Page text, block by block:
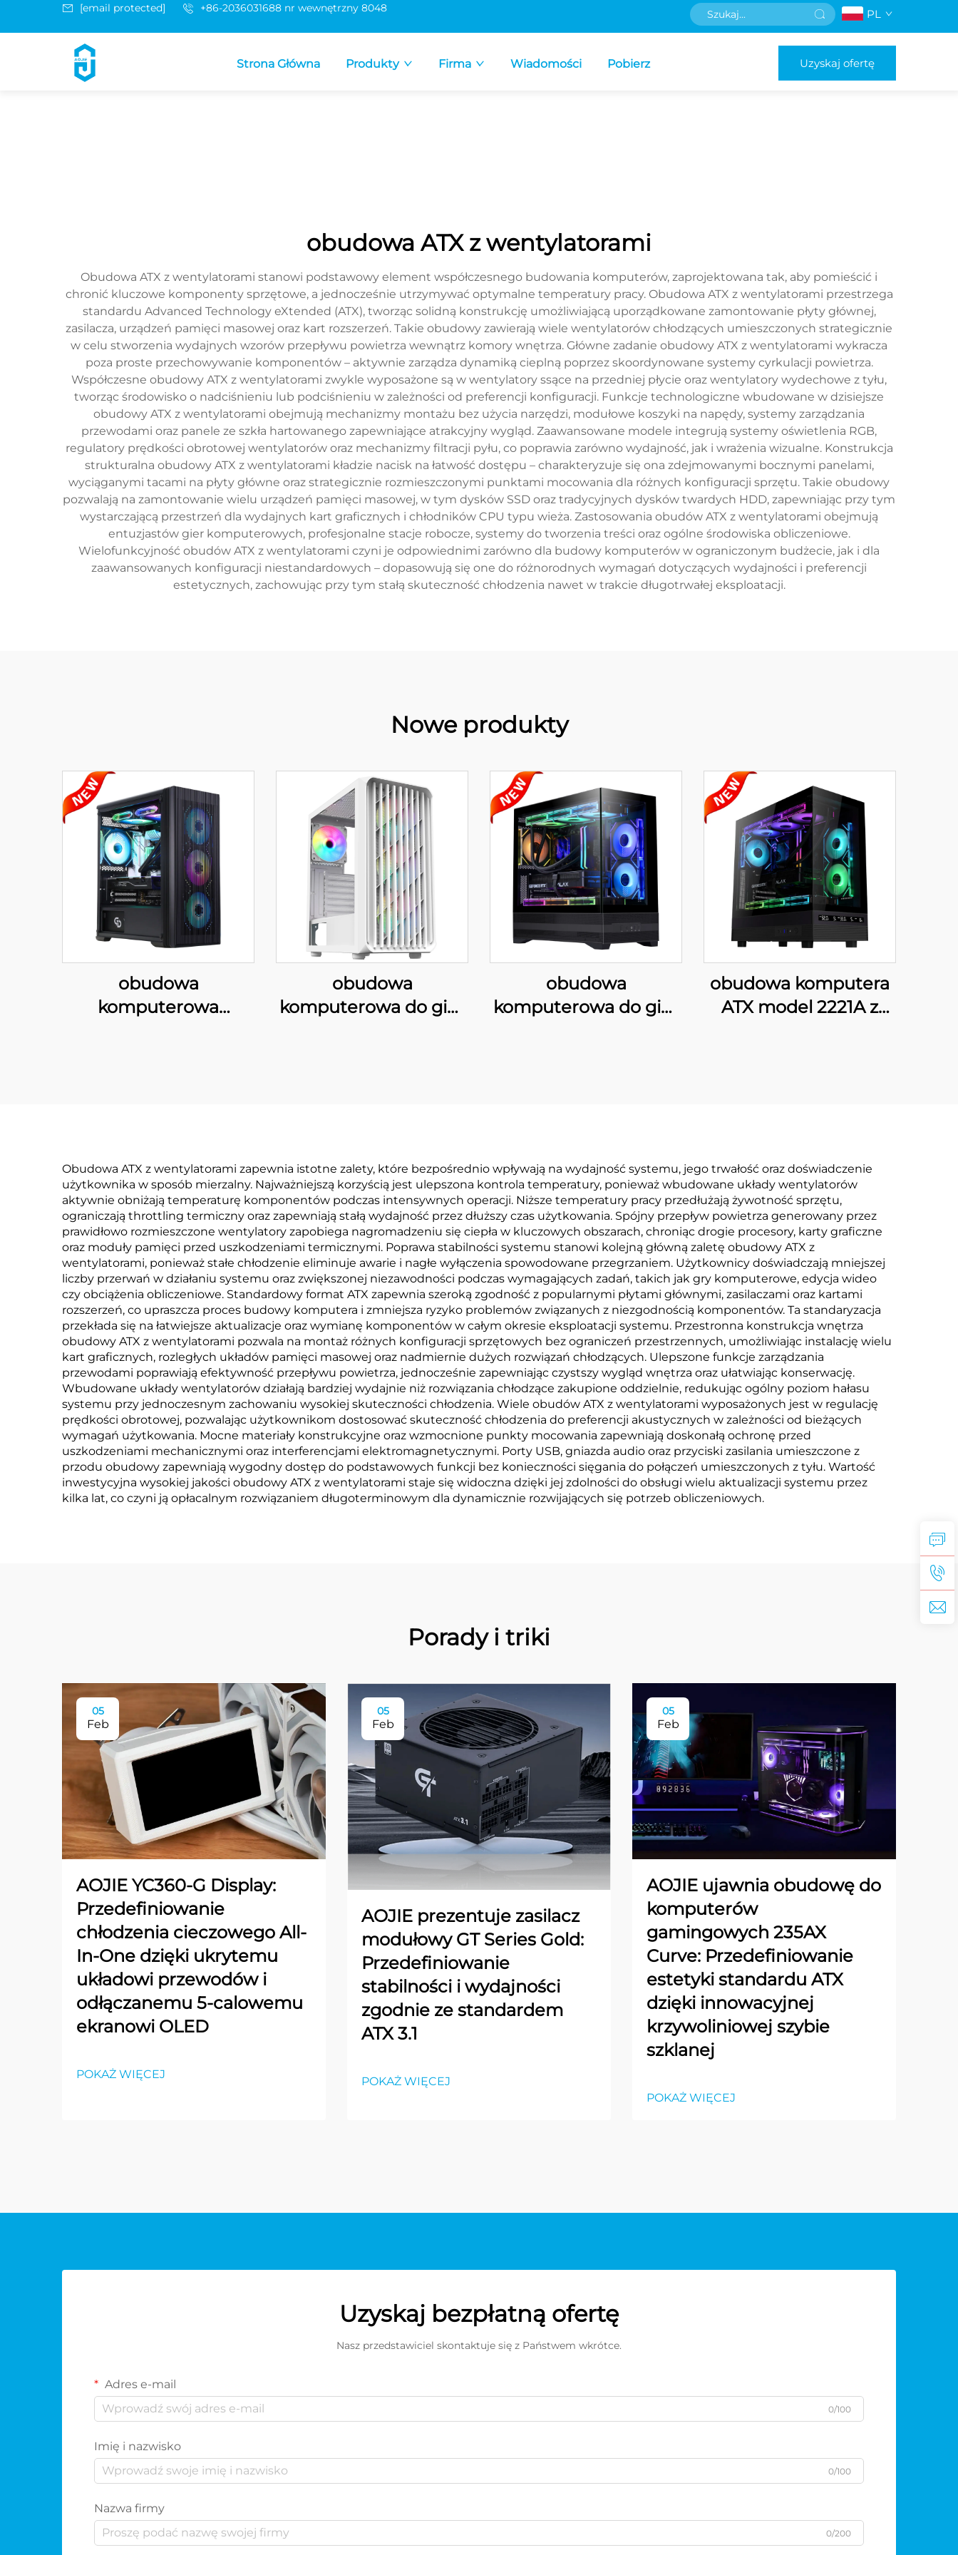
[email protected] +86-2036031688 nr wewnętrzny 8048 PL
Strona Główna Produkty Firma Wiadomości Pobierz Uzyskaj ofertę
obudowa ATX z wentylatorami
Obudowa ATX z wentylatorami stanowi podstawowy element współczesnego budowania komputerów, zaprojektowana tak, aby pomieścić i
chronić kluczowe komponenty sprzętowe, a jednocześnie utrzymywać optymalne temperatury pracy. Obudowa ATX z wentylatorami przestrzega
standardu Advanced Technology eXtended (ATX), tworząc solidną konstrukcję umożliwiającą uporządkowane zamontowanie płyty głównej,
zasilacza, urządzeń pamięci masowej oraz kart rozszerzeń. Takie obudowy zawierają wiele wentylatorów chłodzących umieszczonych strategicznie
w celu stworzenia wydajnych wzorów przepływu powietrza wewnątrz komory wnętrza. Główne zadanie obudowy ATX z wentylatorami wykracza
poza proste przechowywanie komponentów – aktywnie zarządza dynamiką cieplną poprzez skoordynowane systemy cyrkulacji powietrza.
Współczesne obudowy ATX z wentylatorami zwykle wyposażone są w wentylatory ssące na przedniej płycie oraz wentylatory wydechowe z tyłu,
tworząc środowisko o nadciśnieniu lub podciśnieniu w zależności od preferencji konfiguracji. Funkcje technologiczne wbudowane w dzisiejsze
obudowy ATX z wentylatorami obejmują mechanizmy montażu bez użycia narzędzi, modułowe koszyki na napędy, systemy zarządzania
przewodami oraz panele ze szkła hartowanego zapewniające atrakcyjny wygląd. Zaawansowane modele integrują systemy oświetlenia RGB,
regulatory prędkości obrotowej wentylatorów oraz mechanizmy filtracji pyłu, co poprawia zarówno wydajność, jak i wrażenia wizualne. Konstrukcja
strukturalna obudowy ATX z wentylatorami kładzie nacisk na łatwość dostępu – charakteryzuje się ona zdejmowanymi bocznymi panelami,
wyciąganymi tacami na płyty główne oraz strategicznie rozmieszczonymi punktami mocowania dla różnych konfiguracji sprzętu. Takie obudowy
pozwalają na zamontowanie wielu urządzeń pamięci masowej, w tym dysków SSD oraz tradycyjnych dysków twardych HDD, zapewniając przy tym
wystarczającą przestrzeń dla wydajnych kart graficznych i chłodników CPU typu wieża. Zastosowania obudów ATX z wentylatorami obejmują
entuzjastów gier komputerowych, profesjonalne stacje robocze, systemy do tworzenia treści oraz ogólne środowiska obliczeniowe.
Wielofunkcyjność obudów ATX z wentylatorami czyni je odpowiednimi zarówno dla budowy komputerów w ograniczonym budżecie, jak i dla
zaawansowanych konfiguracji niestandardowych – dopasowują się one do różnorodnych wymagań dotyczących wydajności i preferencji
estetycznych, zachowując przy tym stałą skuteczność chłodzenia nawet w trakcie długotrwałej eksploatacji.
Nowe produkty
obudowa
komputerowa
obudowa
komputerowa do gier
obudowa
komputerowa do gier
obudowa komputera
ATX model 2221A z
Obudowa ATX z wentylatorami zapewnia istotne zalety, które bezpośrednio wpływają na wydajność systemu, jego trwałość oraz doświadczenie
użytkownika w sposób mierzalny. Najważniejszą korzyścią jest ulepszona kontrola temperatury, ponieważ wbudowane układy wentylatorów
aktywnie obniżają temperaturę komponentów podczas intensywnych operacji. Niższe temperatury pracy przedłużają żywotność sprzętu,
ograniczają throttling termiczny oraz zapewniają stałą wydajność przez dłuższy czas użytkowania. Spójny przepływ powietrza generowany przez
prawidłowo rozmieszczone wentylatory zapobiega nagromadzeniu się ciepła w kluczowych obszarach, chroniąc drogie procesory, karty graficzne
oraz moduły pamięci przed uszkodzeniami termicznymi. Poprawa stabilności systemu stanowi kolejną główną zaletę obudowy ATX z
wentylatorami, ponieważ stałe chłodzenie eliminuje awarie i nagłe wyłączenia spowodowane przegrzaniem. Użytkownicy doświadczają mniejszej
liczby przerwań w działaniu systemu oraz zwiększonej niezawodności podczas wymagających zadań, takich jak gry komputerowe, edycja wideo
czy obciążenia obliczeniowe. Standardowy format ATX zapewnia szeroką zgodność z popularnymi płytami głównymi, zasilaczami oraz kartami
rozszerzeń, co upraszcza proces budowy komputera i zmniejsza ryzyko problemów związanych z niezgodnością komponentów. Ta standaryzacja
przekłada się na łatwiejsze aktualizacje oraz wymianę komponentów w całym okresie eksploatacji systemu. Przestronna konstrukcja wnętrza
obudowy ATX z wentylatorami pozwala na montaż różnych konfiguracji sprzętowych bez ograniczeń przestrzennych, umożliwiając instalację wielu
kart graficznych, rozległych układów pamięci masowej oraz nadmiernie dużych rozwiązań chłodzących. Ulepszone funkcje zarządzania
przewodami poprawiają efektywność przepływu powietrza, jednocześnie zapewniając czystszy wygląd wnętrza oraz ułatwiając konserwację.
Wbudowane układy wentylatorów działają bardziej wydajnie niż rozwiązania chłodzące zakupione oddzielnie, redukując ogólny poziom hałasu
systemu przy jednoczesnym zachowaniu wysokiej skuteczności chłodzenia. Wiele obudów ATX z wentylatorami wyposażonych jest w regulację
prędkości obrotowej, pozwalając użytkownikom dostosować skuteczność chłodzenia do preferencji akustycznych w zależności od bieżących
wymagań użytkowania. Mocne materiały konstrukcyjne oraz wzmocnione punkty mocowania zapewniają doskonałą ochronę przed
uszkodzeniami mechanicznymi oraz interferencjami elektromagnetycznymi. Porty USB, gniazda audio oraz przyciski zasilania umieszczone z
przodu obudowy zapewniają wygodny dostęp do podstawowych funkcji bez konieczności sięgania do połączeń umieszczonych z tyłu. Wartość
inwestycyjna wysokiej jakości obudowy ATX z wentylatorami staje się widoczna dzięki jej zdolności do obsługi wielu aktualizacji systemu przez
kilka lat, co czyni ją opłacalnym rozwiązaniem długoterminowym dla dynamicznie rozwijających się potrzeb obliczeniowych.
Porady i triki
05
Feb
AOJIE YC360-G Display:
Przedefiniowanie
chłodzenia cieczowego All-
In-One dzięki ukrytemu
układowi przewodów i
odłączanemu 5-calowemu
ekranowi OLED
POKAŻ WIĘCEJ
05
Feb
AOJIE prezentuje zasilacz
modułowy GT Series Gold:
Przedefiniowanie
stabilności i wydajności
zgodnie ze standardem
ATX 3.1
POKAŻ WIĘCEJ
05
Feb
AOJIE ujawnia obudowę do
komputerów
gamingowych 235AX
Curve: Przedefiniowanie
estetyki standardu ATX
dzięki innowacyjnej
krzywoliniowej szybie
szklanej
POKAŻ WIĘCEJ
Uzyskaj bezpłatną ofertę
Nasz przedstawiciel skontaktuje się z Państwem wkrótce.
Adres e-mail
0/100
Imię i nazwisko
0/100
Nazwa firmy
0/200